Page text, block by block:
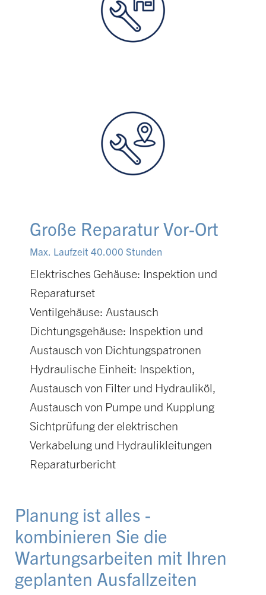
Große Reparatur Vor-Ort
Max. Laufzeit 40.000 Stunden
Elektrisches Gehäuse: Inspektion und
Reparaturset
Ventilgehäuse: Austausch
Dichtungsgehäuse: Inspektion und
Austausch von Dichtungspatronen
Hydraulische Einheit: Inspektion,
Austausch von Filter und Hydrauliköl,
Austausch von Pumpe und Kupplung
Sichtprüfung der elektrischen
Verkabelung und Hydraulikleitungen
Reparaturbericht
Planung ist alles -
kombinieren Sie die
Wartungsarbeiten mit Ihren
geplanten Ausfallzeiten